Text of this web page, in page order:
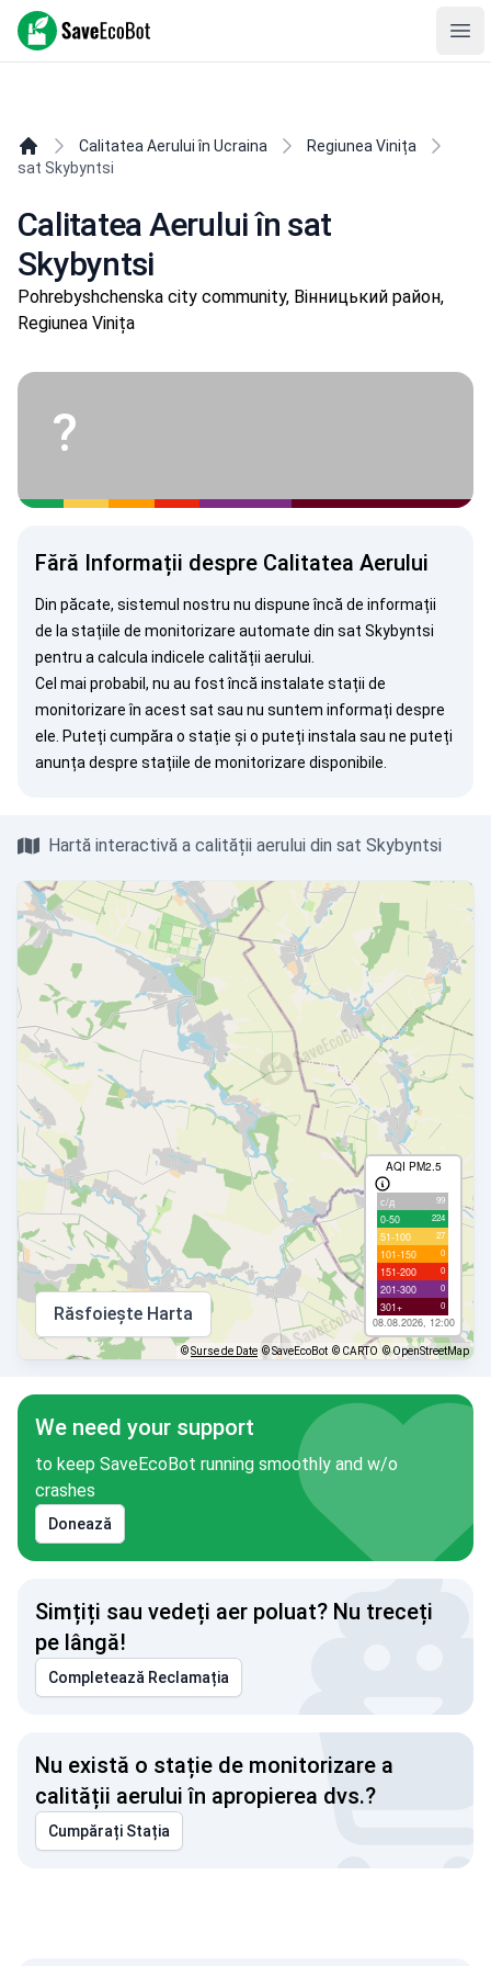
SaveEcoBot
Calitatea Aerului în Ucraina
Regiunea Vinița
sat Skybyntsi
Calitatea Aerului în sat
Skybyntsi
Pohrebyshchenska city community, Вінницький район,
Regiunea Vinița
?
Fără Informații despre Calitatea Aerului
Din păcate, sistemul nostru nu dispune încă de informații
de la stațiile de monitorizare automate din sat Skybyntsi
pentru a calcula indicele calității aerului.
Cel mai probabil, nu au fost încă instalate stații de
monitorizare în acest sat sau nu suntem informați despre
ele. Puteți cumpăra o stație și o puteți instala sau ne puteți
anunța despre stațiile de monitorizare disponibile.
Hartă interactivă a calității aerului din sat Skybyntsi
AQI PM2.5
с/д 99
0-50 224
51-100 27
101-150 0
151-200 0
201-300 0
301+ 0
08.08.2026, 12:00
Răsfoiește Harta
©Surse de Date © SaveEcoBot © CARTO © OpenStreetMap
We need your support
to keep SaveEcoBot running smoothly and w/o
crashes
Donează
Simțiți sau vedeți aer poluat? Nu treceți
pe lângă!
Completează Reclamația
Nu există o stație de monitorizare a
calității aerului în apropierea dvs.?
Cumpărați Stația